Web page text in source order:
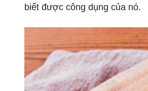
biết được công dụng của nó.